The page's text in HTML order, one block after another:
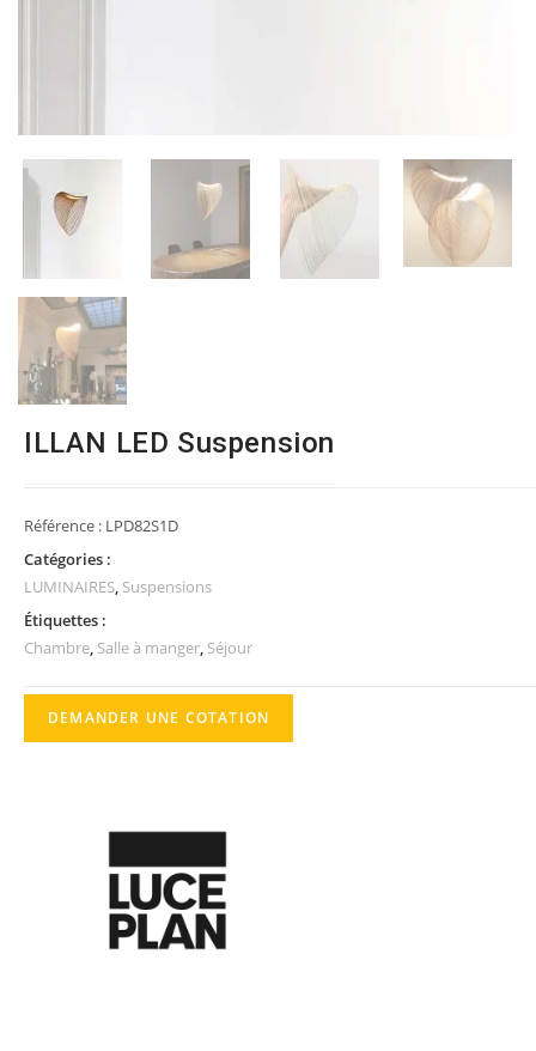
ILLAN LED Suspension
Référence : LPD82S1D
Catégories :
LUMINAIRES, Suspensions
Étiquettes :
Chambre, Salle à manger, Séjour
DEMANDER UNE COTATION